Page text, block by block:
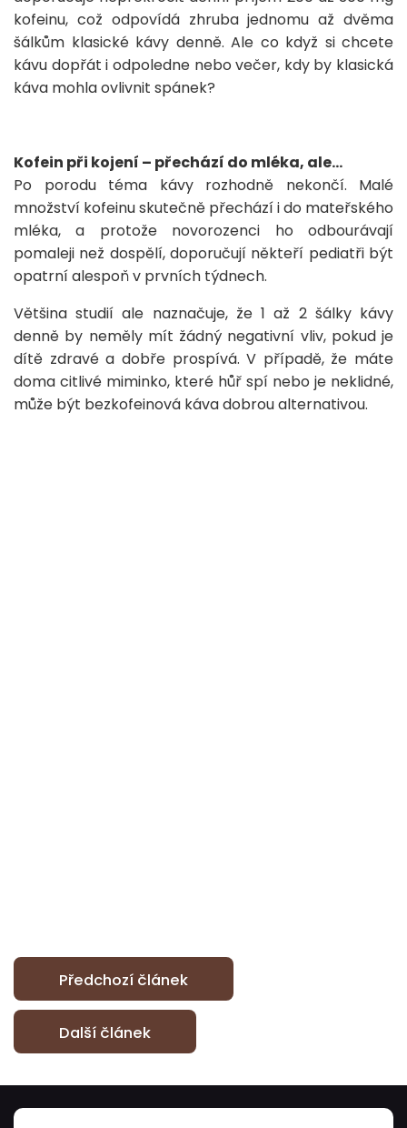
kofeinu, což odpovídá zhruba jednomu až dvěma
šálkům klasické kávy denně. Ale co když si chcete
kávu dopřát i odpoledne nebo večer, kdy by klasická
káva mohla ovlivnit spánek?
Kofein při kojení – přechází do mléka, ale…
Po porodu téma kávy rozhodně nekončí. Malé
množství kofeinu skutečně přechází i do mateřského
mléka, a protože novorozenci ho odbourávají
pomaleji než dospělí, doporučují někteří pediatři být
opatrní alespoň v prvních týdnech.
Většina studií ale naznačuje, že 1 až 2 šálky kávy
denně by neměly mít žádný negativní vliv, pokud je
dítě zdravé a dobře prospívá. V případě, že máte
doma citlivé miminko, které hůř spí nebo je neklidné,
může být bezkofeinová káva dobrou alternativou.
Předchozí článek
Další článek